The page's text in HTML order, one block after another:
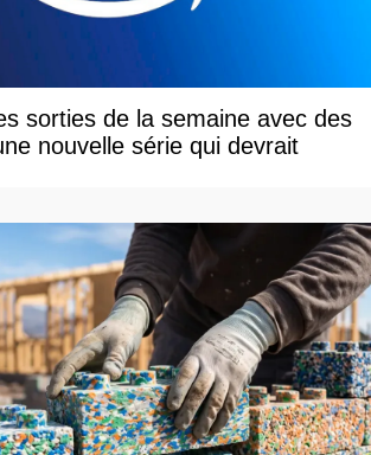
sorties de la semaine avec des
nouvelle série qui devrait